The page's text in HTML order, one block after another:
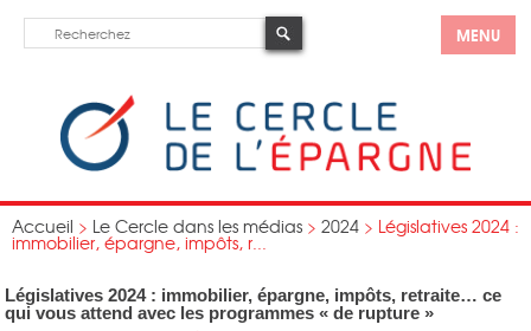
MENU
Accueil > Le Cercle dans les médias > 2024 > Législatives 2024 :
immobilier, épargne, impôts, r...
Législatives 2024 : immobilier, épargne, impôts, retraite… ce
qui vous attend avec les programmes « de rupture »